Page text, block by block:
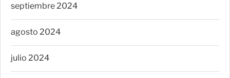
septiembre 2024
agosto 2024
julio 2024